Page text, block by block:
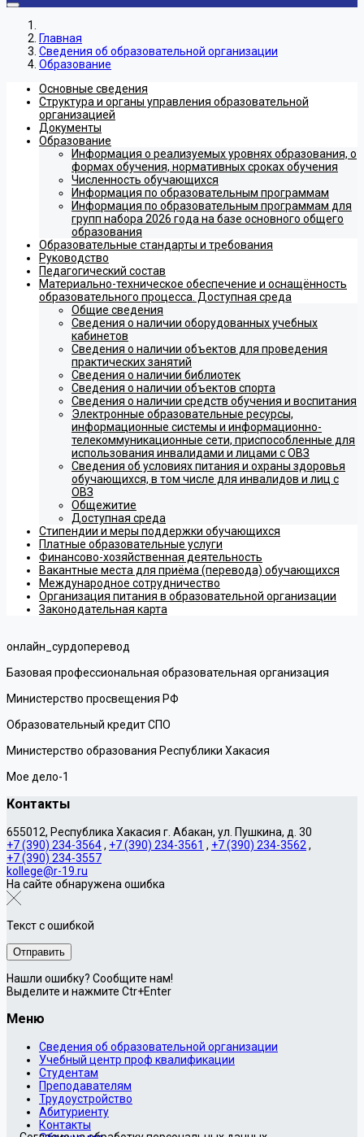
Главная
Сведения об образовательной организации
Образование
Основные сведения
Структура и органы управления образовательной
организацией
Документы
Образование
Информация о реализуемых уровнях образования, о
формах обучения, нормативных сроках обучения
Численность обучающихся
Информация по образовательным программам
Информация по образовательным программам для
групп набора 2026 года на базе основного общего
образования
Образовательные стандарты и требования
Руководство
Педагогический состав
Материально-техническое обеспечение и оснащённость
образовательного процесса. Доступная среда
Общие сведения
Сведения о наличии оборудованных учебных
кабинетов
Сведения о наличии объектов для проведения
практических занятий
Сведения о наличии библиотек
Сведения о наличии объектов спорта
Сведения о наличии средств обучения и воспитания
Электронные образовательные ресурсы,
информационные системы и информационно-
телекоммуникационные сети, приспособленные для
использования инвалидами и лицами с ОВЗ
Сведения об условиях питания и охраны здоровья
обучающихся, в том числе для инвалидов и лиц с
ОВЗ
Общежитие
Доступная среда
Стипендии и меры поддержки обучающихся
Платные образовательные услуги
Финансово-хозяйственная деятельность
Вакантные места для приёма (перевода) обучающихся
Международное сотрудничество
Организация питания в образовательной организации
Законодательная карта
онлайн_сурдоперевод
Базовая профессиональная образовательная организация
Министерство просвещения РФ
Образовательный кредит СПО
Министерство образования Республики Хакасия
Мое дело-1
Контакты
655012, Республика Хакасия г. Абакан, ул. Пушкина, д. 30
+7 (390) 234-3564, +7 (390) 234-3561 , +7 (390) 234-3562 ,
+7 (390) 234-3557
kollege@r-19.ru
На сайте обнаружена ошибка
Текст с ошибкой
Нашли ошибку? Сообщите нам!
Выделите и нажмите Ctr+Enter
Меню
Сведения об образовательной организации
Учебный центр проф квалификации
Студентам
Преподавателям
Трудоустройство
Абитуриенту
Контакты